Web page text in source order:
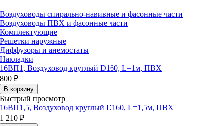
Воздуховоды спирально-навивные и фасонные части
Воздуховоды ПВХ и фасонные части
Комплектующие
Решетки наружные
Диффузоры и анемостаты
Накладки
16ВП1, Воздуховод круглый D160, L=1м, ПВХ
800 ₽
В корзину
Быстрый просмотр
16ВП1,5, Воздуховод круглый D160, L=1,5м, ПВХ
1 210 ₽